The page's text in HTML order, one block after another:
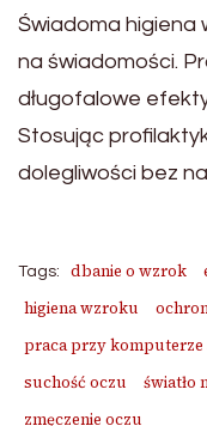
Świadoma higiena
na świadomości.
długofalowe
Stosując
dolegliwości bez
Tags: dbanie o wzrok
higiena wzroku
praca przy komputerze
suchość oczu
światło
zmęczenie oczu